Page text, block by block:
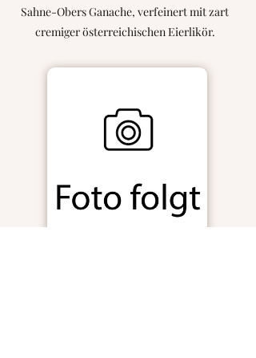
Sahne-Obers Ganache, verfeinert mit zart
cremiger österreichischen Eierlikör.